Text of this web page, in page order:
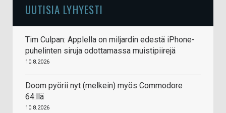
UUTISIA LYHYESTI
Tim Culpan: Applella on miljardin edestä iPhone-
puhelinten siruja odottamassa muistipiirejä
10.8.2026
Doom pyörii nyt (melkein) myös Commodore
64:llä
10.8.2026